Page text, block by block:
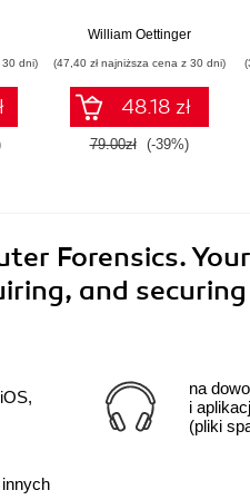
30 dni)
dowodów
początkujących.
Wydanie II
William Oettinger
(47,40 zł najniższa cena z 30 dni)
48.18 zł
79.00zł (-39%)
Forensics.
and
na
i
(pliki